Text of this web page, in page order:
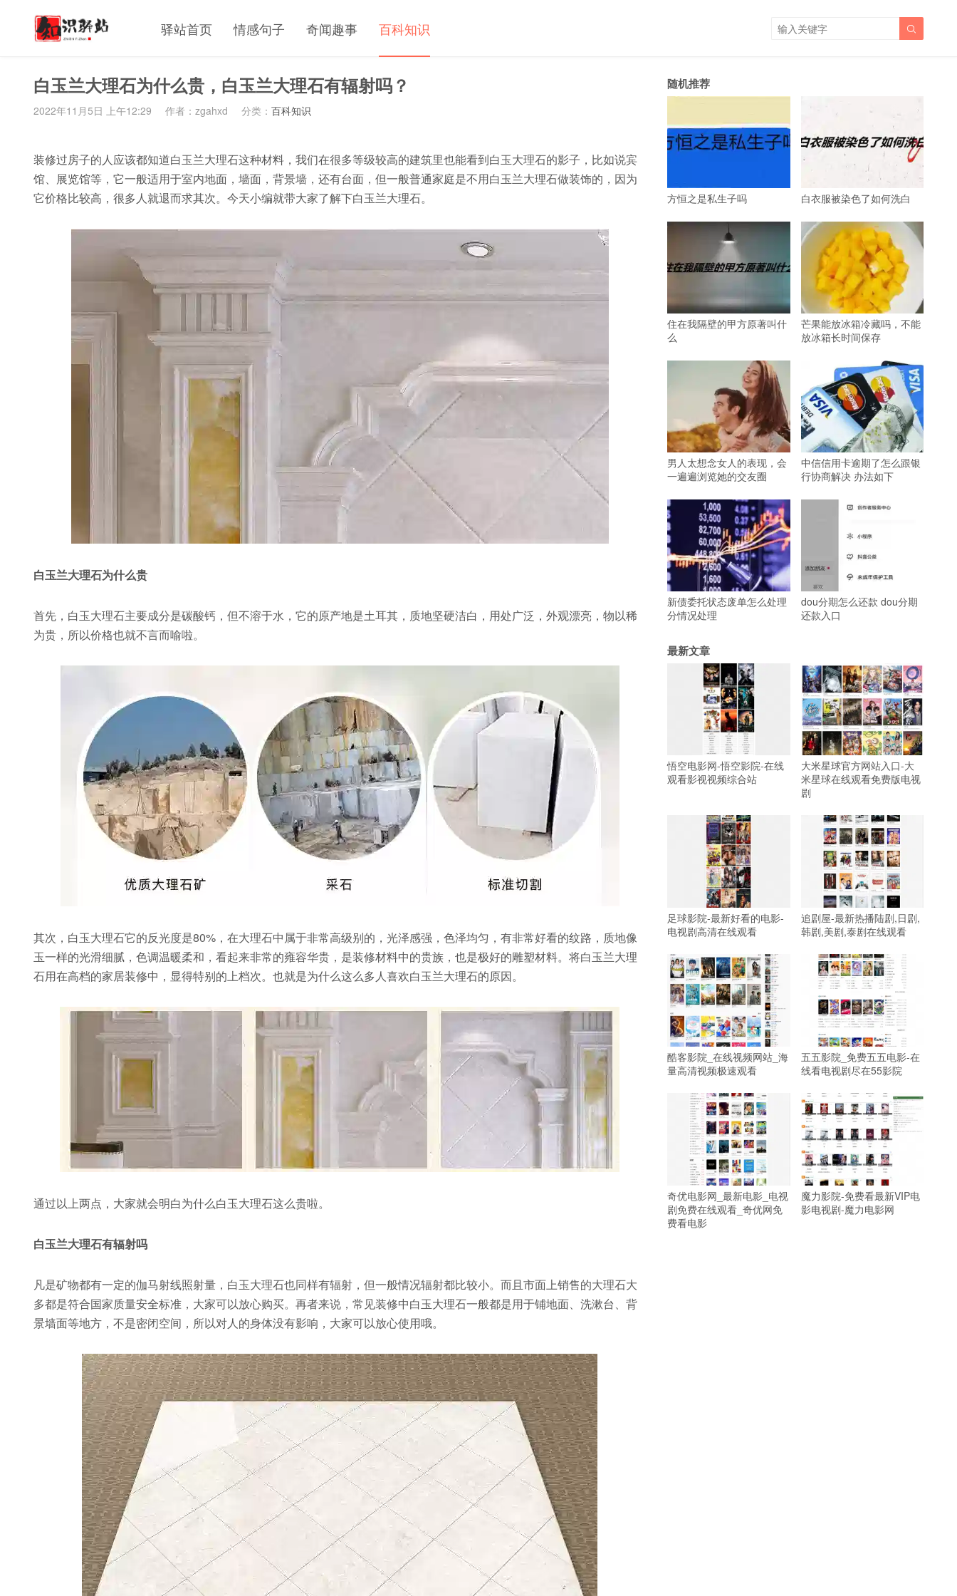
驿站首页 情感句子 奇闻趣事 百科知识 
白玉兰大理石为什么贵，白玉兰大理石有辐射吗？
2022年11月5日 上午12:29 作者：zgahxd 分类： 百科知识
装修过房子的人应该都知道白玉兰大理石这种材料，我们在很多等级较高的建筑里也能看到白玉大理石的影子，比如说宾
馆、展览馆等，它一般适用于室内地面，墙面，背景墙，还有台面，但一般普通家庭是不用白玉兰大理石做装饰的，因为
它价格比较高，很多人就退而求其次。今天小编就带大家了解下白玉兰大理石。
白玉兰大理石为什么贵
首先，白玉大理石主要成分是碳酸钙，但不溶于水，它的原产地是土耳其，质地坚硬洁白，用处广泛，外观漂亮，物以稀
为贵，所以价格也就不言而喻啦。
其次，白玉大理石它的反光度是80%，在大理石中属于非常高级别的，光泽感强，色泽均匀，有非常好看的纹路，质地像
玉一样的光滑细腻，色调温暖柔和，看起来非常的雍容华贵，是装修材料中的贵族，也是极好的雕塑材料。将白玉兰大理
石用在高档的家居装修中，显得特别的上档次。也就是为什么这么多人喜欢白玉兰大理石的原因。
通过以上两点，大家就会明白为什么白玉大理石这么贵啦。
白玉兰大理石有辐射吗
凡是矿物都有一定的伽马射线照射量，白玉大理石也同样有辐射，但一般情况辐射都比较小。而且市面上销售的大理石大
多都是符合国家质量安全标准，大家可以放心购买。再者来说，常见装修中白玉大理石一般都是用于铺地面、洗漱台、背
景墙面等地方，不是密闭空间，所以对人的身体没有影响，大家可以放心使用哦。
随机推荐
方恒之是私生子吗 白衣服被染色了如何洗白
住在我隔壁的甲方原著叫什
么
芒果能放冰箱冷藏吗，不能
放冰箱长时间保存
男人太想念女人的表现，会
一遍遍浏览她的交友圈
中信信用卡逾期了怎么跟银
行协商解决 办法如下
新债委托状态废单怎么处理
分情况处理
dou分期怎么还款 dou分期
还款入口
最新文章
悟空电影网-悟空影院-在线
观看影视视频综合站
大米星球官方网站入口-大
米星球在线观看免费版电视
剧
足球影院-最新好看的电影-
电视剧高清在线观看
追剧屋-最新热播陆剧,日剧,
韩剧,美剧,泰剧在线观看
酷客影院_在线视频网站_海
量高清视频极速观看
五五影院_免费五五电影-在
线看电视剧尽在55影院
奇优电影网_最新电影_电视
剧免费在线观看_奇优网免
费看电影
魔力影院-免费看最新VIP电
影电视剧-魔力电影网